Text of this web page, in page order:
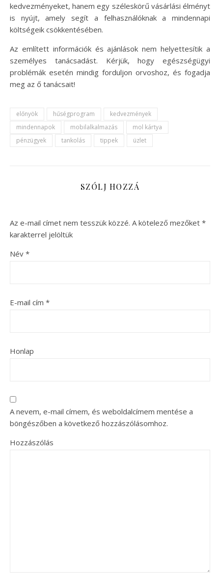
kedvezményeket, hanem egy széleskörű vásárlási élményt
is nyújt, amely segít a felhasználóknak a mindennapi
költségeik csökkentésében.
Az említett információk és ajánlások nem helyettesítik a
személyes tanácsadást. Kérjük, hogy egészségügyi
problémák esetén mindig forduljon orvoshoz, és fogadja
meg az ő tanácsait!
előnyök hűségprogram
kedvezmények
mindennapok
mobilalkalmazás
mol kártya
pénzügyek
tankolás tippek üzlet
SZÓLJ HOZZÁ
Az e-mail címet nem tesszük közzé. A kötelező mezőket *
karakterrel jelöltük
Név *
E-mail cím *
Honlap
A nevem, e-mail címem, és weboldalcímem mentése a
böngészőben a következő hozzászólásomhoz.
Hozzászólás